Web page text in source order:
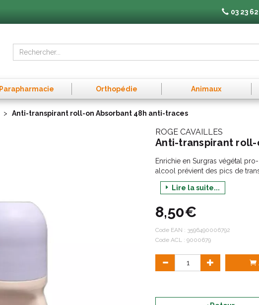
03 23
Parapharmacie Orthopédie Animaux
Anti-transpirant roll-on Absorbant 48h anti-traces
ROGE CAVAILLES
Anti-transpirant roll-
Enrichie en Surgras végétal
alcool prévient des pics de
Parfum frais aux notes de Thé
Testé dermatologiquement
Lire la suite...
8,50€
Code EAN : 3596490006792
Code ACL : 9000679